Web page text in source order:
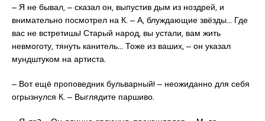
‒ Я не бывал, ‒ сказал он, выпустив дым из ноздрей, и
внимательно посмотрел на К. ‒ А, блуждающие звёзды… Где
вас не встретишь! Старый народ, вы устали, вам жить
невмоготу, тянуть канитель… Тоже из ваших, ‒ он указал
мундштуком на артиста.
‒ Вот ещё проповедник бульварный! ‒ неожиданно для себя
огрызнулся К. ‒ Выглядите паршиво.